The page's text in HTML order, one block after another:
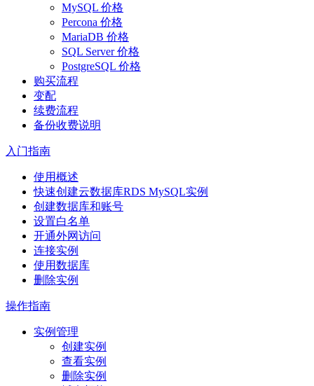
MySQL 价格
Percona 价格
MariaDB 价格
SQL Server 价格
PostgreSQL 价格
购买流程
变配
续费流程
备份收费说明
入门指南
使用概述
快速创建云数据库RDS MySQL实例
创建数据库和账号
设置白名单
开通外网访问
连接实例
使用数据库
删除实例
操作指南
实例管理
创建实例
查看实例
删除实例